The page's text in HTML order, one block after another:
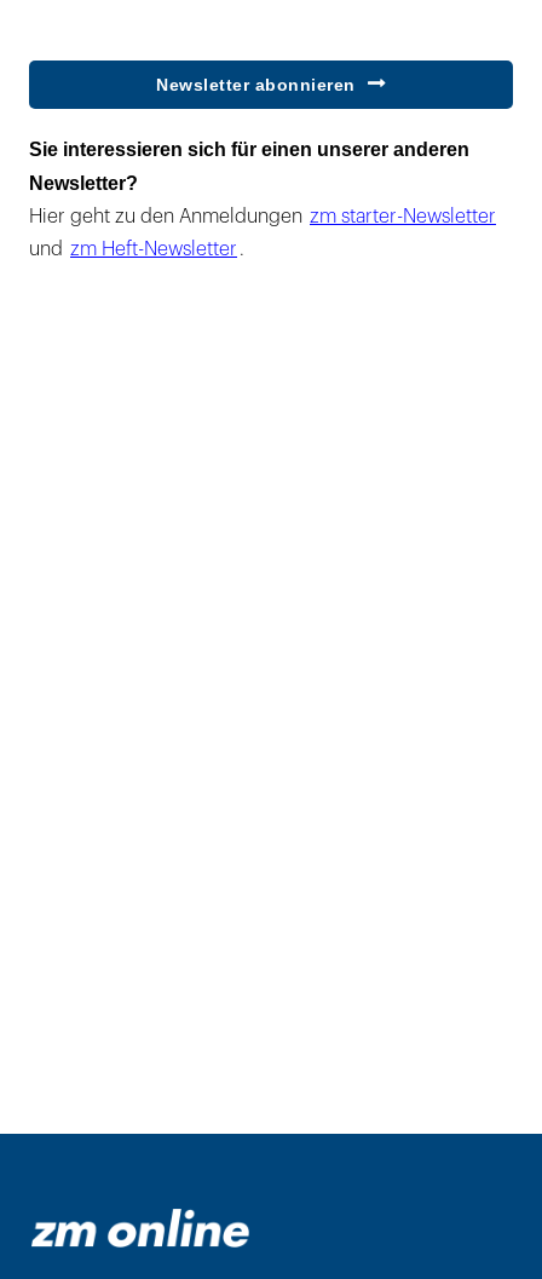
Newsletter abonnieren
Sie interessieren sich für einen unserer anderen
Newsletter?
Hier geht zu den Anmeldungen zm starter-Newsletter
und zm Heft-Newsletter .